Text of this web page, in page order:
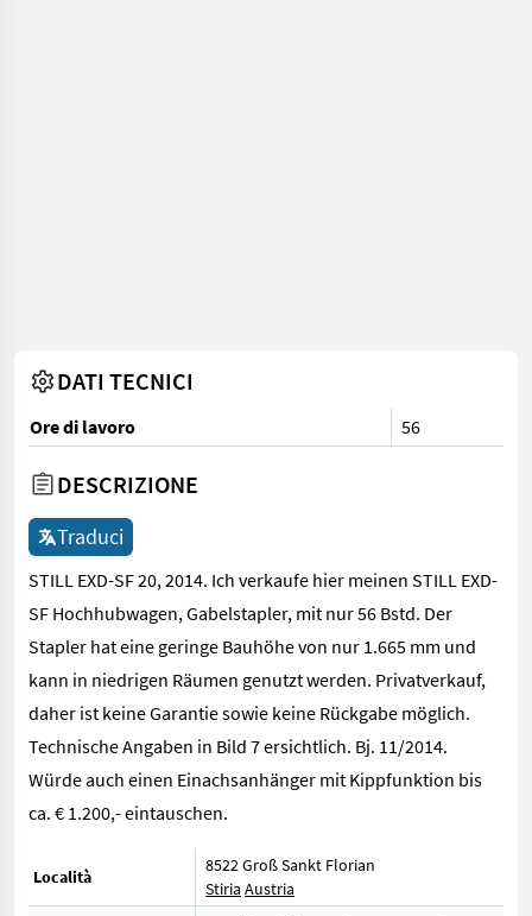
DATI TECNICI
Ore di lavoro 56
DESCRIZIONE
Traduci
STILL EXD-SF 20, 2014. Ich verkaufe hier meinen STILL EXD-
SF Hochhubwagen, Gabelstapler, mit nur 56 Bstd. Der
Stapler hat eine geringe Bauhöhe von nur 1.665 mm und
kann in niedrigen Räumen genutzt werden. Privatverkauf,
daher ist keine Garantie sowie keine Rückgabe möglich.
Technische Angaben in Bild 7 ersichtlich. Bj. 11/2014.
Würde auch einen Einachsanhänger mit Kippfunktion bis
ca. € 1.200,- eintauschen.
Località
8522 Groß Sankt Florian
Stiria Austria